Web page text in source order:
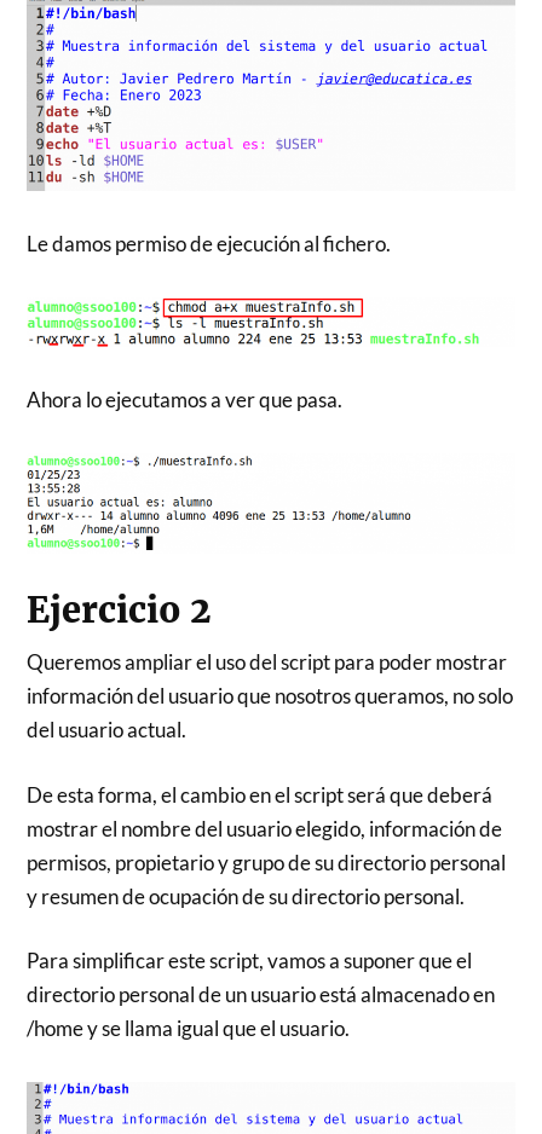
Le damos permiso de ejecución al fichero.
Ahora lo ejecutamos a ver que pasa.
Ejercicio 2
Queremos ampliar el uso del script para poder mostrar
información del usuario que nosotros queramos, no solo
del usuario actual.
De esta forma, el cambio en el script será que deberá
mostrar el nombre del usuario elegido, información de
permisos, propietario y grupo de su directorio personal
y resumen de ocupación de su directorio personal.
Para simplificar este script, vamos a suponer que el
directorio personal de un usuario está almacenado en
/home y se llama igual que el usuario.